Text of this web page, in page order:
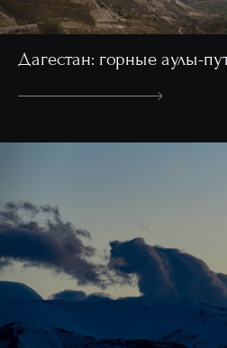
Дагестан: горные аулы-